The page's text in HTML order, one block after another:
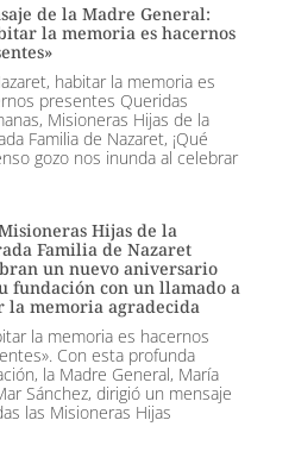
de la Madre General:
la memoria es hacernos
habitar la memoria es
presentes Queridas
Misioneras Hijas de la
Familia de Nazaret, ¡Qué
gozo nos inunda al celebrar
Hijas de la
Familia de Nazaret
un nuevo aniversario
fundación con un llamado a
la memoria agradecida
la memoria es hacernos
Con esta profunda
la Madre General, María
Sánchez, dirigió un mensaje
las Misioneras Hijas